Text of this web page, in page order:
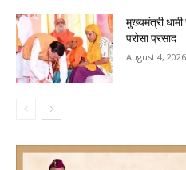
मुख्यमंत्री
परोसा प्रसाद
August 4, 2026